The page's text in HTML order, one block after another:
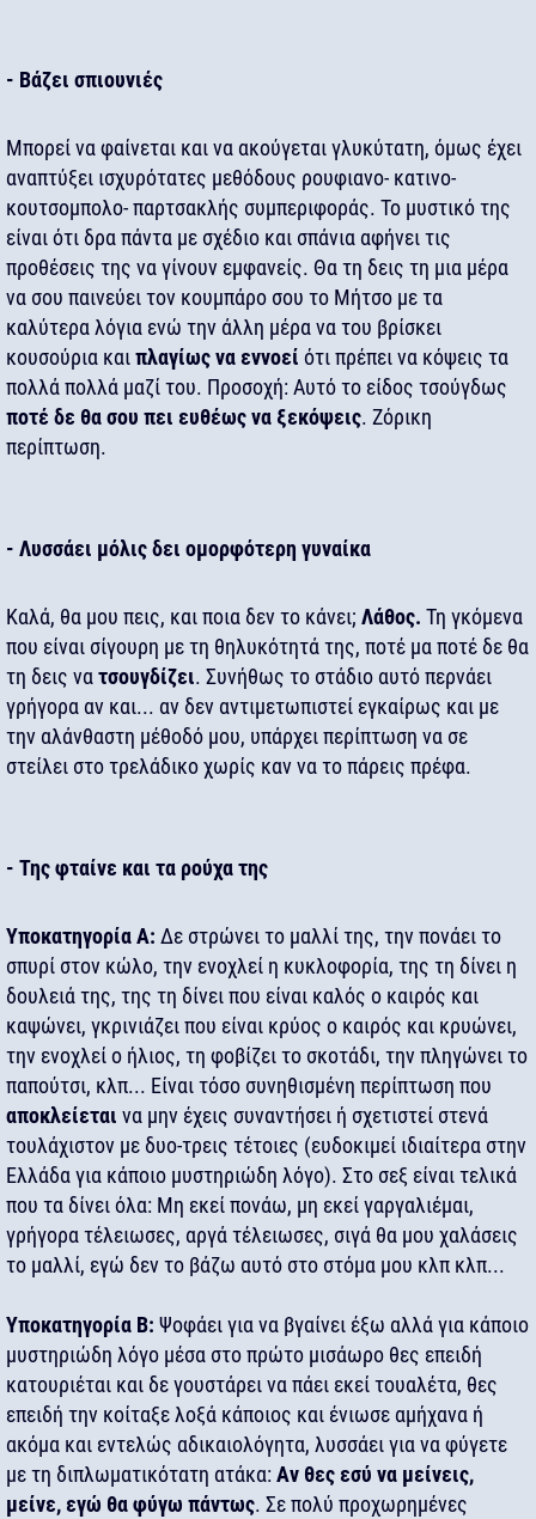
- Βάζει σπιουνιές
Μπορεί να φαίνεται και να ακούγεται γλυκύτατη, όμως έχει
αναπτύξει ισχυρότατες μεθόδους ρουφιανο- κατινο-
κουτσομπολο- παρτσακλής συμπεριφοράς. Το μυστικό της
είναι ότι δρα πάντα με σχέδιο και σπάνια αφήνει τις
προθέσεις της να γίνουν εμφανείς. Θα τη δεις τη μια μέρα
να σου παινεύει τον κουμπάρο σου το Μήτσο με τα
καλύτερα λόγια ενώ την άλλη μέρα να του βρίσκει
κουσούρια καιπλαγίως να εννοεί ότι πρέπει να κόψεις τα
πολλά πολλά μαζί του. Προσοχή: Αυτό το είδος τσούγδως
ποτέ δε θα σου πει ευθέως να ξεκόψεις. Ζόρικη
περίπτωση.
- Λυσσάει μόλις δει ομορφότερη γυναίκα
Καλά, θα μου πεις, και ποια δεν το κάνει; Λάθος. Τη γκόμενα
που είναι σίγουρη με τη θηλυκότητά της, ποτέ μα ποτέ δε θα
τη δεις νατσουγδίζει. Συνήθως το στάδιο αυτό περνάει
γρήγορα αν και... αν δεν αντιμετωπιστεί εγκαίρως και με
την αλάνθαστη μέθοδό μου, υπάρχει περίπτωση να σε
στείλει στο τρελάδικο χωρίς καν να το πάρεις πρέφα.
- Της φταίνε και τα ρούχα της
Υποκατηγορία Α: Δε στρώνει το μαλλί της, την πονάει το
σπυρί στον κώλο, την ενοχλεί η κυκλοφορία, της τη δίνει η
δουλειά της, της τη δίνει που είναι καλός ο καιρός και
καψώνει, γκρινιάζει που είναι κρύος ο καιρός και κρυώνει,
την ενοχλεί ο ήλιος, τη φοβίζει το σκοτάδι, την πληγώνει το
παπούτσι, κλπ... Είναι τόσο συνηθισμένη περίπτωση που
αποκλείεται να μην έχεις συναντήσει ή σχετιστεί στενά
τουλάχιστον με δυο-τρεις τέτοιες (ευδοκιμεί ιδιαίτερα στην
Ελλάδα για κάποιο μυστηριώδη λόγο). Στο σεξ είναι τελικά
που τα δίνει όλα: Μη εκεί πονάω, μη εκεί γαργαλιέμαι,
γρήγορα τέλειωσες, αργά τέλειωσες, σιγά θα μου χαλάσεις
το μαλλί, εγώ δεν το βάζω αυτό στο στόμα μου κλπ κλπ...
Υποκατηγορία Β: Ψοφάει για να βγαίνει έξω αλλά για κάποιο
μυστηριώδη λόγο μέσα στο πρώτο μισάωρο θες επειδή
κατουριέται και δε γουστάρει να πάει εκεί τουαλέτα, θες
επειδή την κοίταξε λοξά κάποιος και ένιωσε αμήχανα ή
ακόμα και εντελώς αδικαιολόγητα, λυσσάει για να φύγετε
με τη διπλωματικότατη ατάκα:Αν θες εσύ να μείνεις,
μείνε, εγώ θα φύγω πάντως. Σε πολύ προχωρημένες